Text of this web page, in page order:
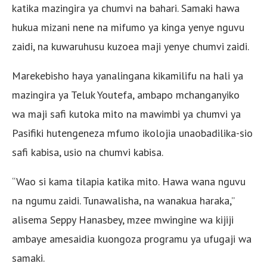
katika mazingira ya chumvi na bahari. Samaki hawa
hukua mizani nene na mifumo ya kinga yenye nguvu
zaidi, na kuwaruhusu kuzoea maji yenye chumvi zaidi.
Marekebisho haya yanalingana kikamilifu na hali ya
mazingira ya Teluk Youtefa, ambapo mchanganyiko
wa maji safi kutoka mito na mawimbi ya chumvi ya
Pasifiki hutengeneza mfumo ikolojia unaobadilika-sio
safi kabisa, usio na chumvi kabisa.
“Wao si kama tilapia katika mito. Hawa wana nguvu
na ngumu zaidi. Tunawalisha, na wanakua haraka,”
alisema Seppy Hanasbey, mzee mwingine wa kijiji
ambaye amesaidia kuongoza programu ya ufugaji wa
samaki.